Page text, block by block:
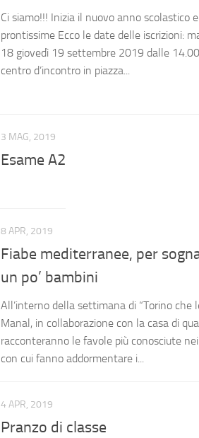
Ci siamo!!! Inizia il nuovo anno scolastico
prontissime Ecco le date delle iscrizioni:
18 giovedì 19 settembre 2019 dalle
centro d’incontro in piazza...
3 MAG, 2019
Esame A2
8 APR, 2019
Fiabe mediterranee, per
un po’ bambini
All’interno della settimana di “Torino che
Manal, in collaborazione con la casa di
racconteranno le favole più conosciute
con cui fanno addormentare i...
4 APR, 2019
Pranzo di classe